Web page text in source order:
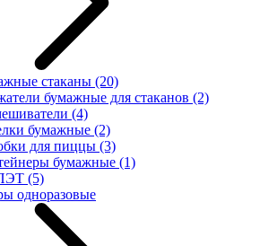
стаканы (20)
бумажные для стаканов (2)
(4)
бумажные (2)
для пиццы (3)
бумажные (1)
(5)
одноразовые